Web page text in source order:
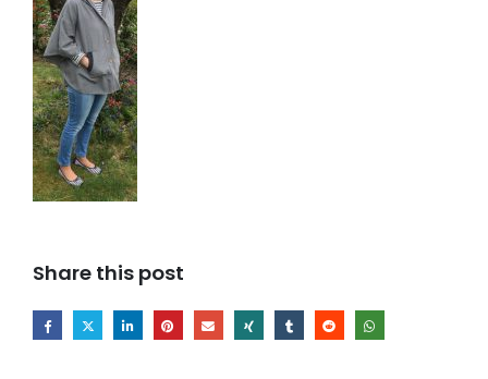
Share this post